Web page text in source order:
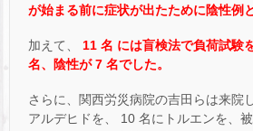
が始まる前に症状が出たために陰性例
加えて、
11 名 には盲検法で負荷試験
名、陰性が 7 名でした。
さらに、関西労災病院の吉田らは来院
アルデヒドを、 10 名にトルエンを、